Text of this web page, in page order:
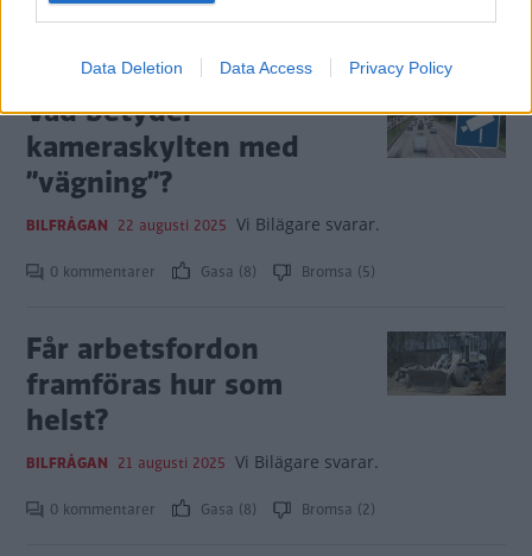
Data Deletion Data Access Privacy Policy
Vad betyder
kameraskylten med
”vägning”?
BILFRÅGAN 22 augusti 2025 Vi Bilägare svarar.
0 kommentarer Gasa (8) Bromsa (5)
Får arbetsfordon
framföras hur som
helst?
BILFRÅGAN 21 augusti 2025 Vi Bilägare svarar.
0 kommentarer Gasa (8) Bromsa (2)